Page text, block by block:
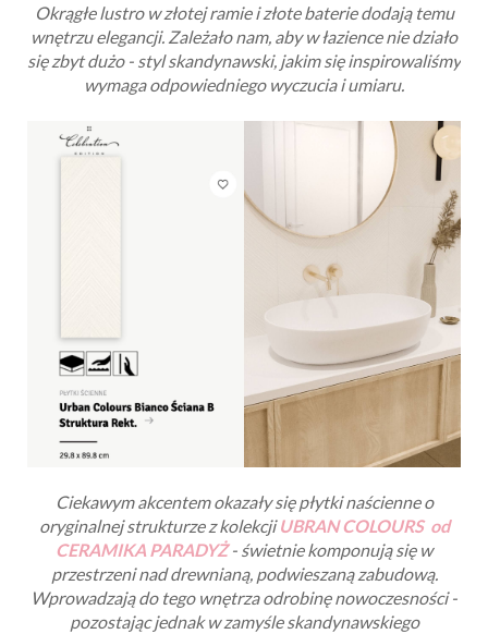
Okrągłe lustro w złotej ramie i złote baterie dodają temu
wnętrzu elegancji. Zależało nam, aby w łazience nie działo
się zbyt dużo - styl skandynawski, jakim się inspirowaliśmy
wymaga odpowiedniego wyczucia i umiaru.
Ciekawym akcentem okazały się płytki naścienne o
oryginalnej strukturze z kolekcjiUBRAN COLOURS od
CERAMIKA PARADYŻ - świetnie komponują się w
przestrzeni nad drewnianą, podwieszaną zabudową.
Wprowadzają do tego wnętrza odrobinę nowoczesności -
pozostając jednak w zamyśle skandynawskiego